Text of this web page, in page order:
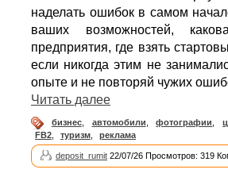
наделать ошибок в самом
ваших возможностей,
предприятия, где взять
если никогда этим не
опыте и не повторяй чужих
Читать далее
бизнес, автомобили фотографии
FB2
туризм реклама
deposit_rumit 22/07/26 Просмотров: 319